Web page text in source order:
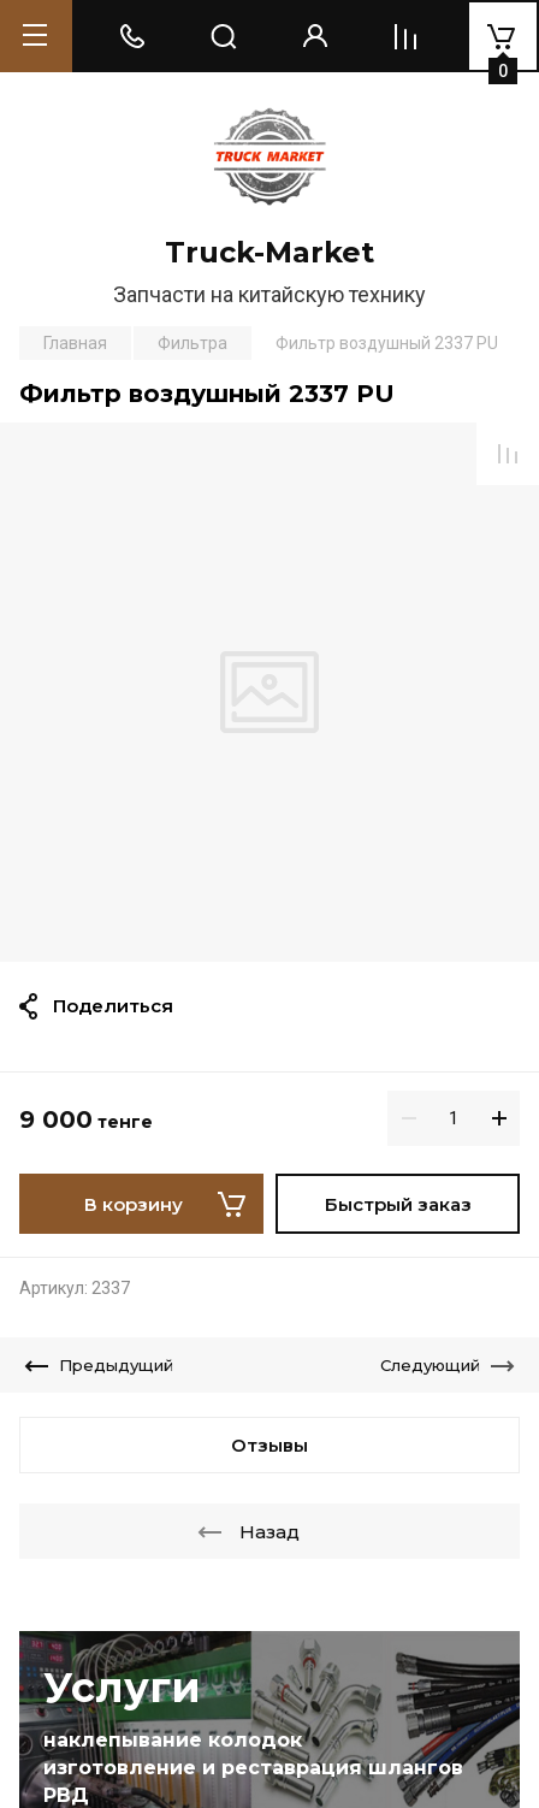
Truck-Market
Запчасти на китайскую технику
0
Услуги
наклепывание колодок
изготовление и реставрация шлангов
РВД
Главная Фильтра Фильтр воздушный 2337 PU
Фильтр воздушный 2337 PU
9 000 тенге
В корзину Быстрый заказ
Артикул: 2337
Поделиться
Предыдущий Следующий
Отзывы
Назад